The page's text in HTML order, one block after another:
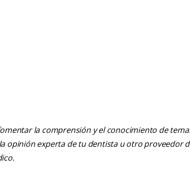
la comprensión y el conocimiento de
opinión experta de tu dentista u otro proveedor